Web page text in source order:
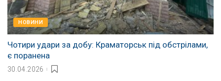
НОВИНИ
Чотири удари за добу: Краматорськ під обстрілами,
є поранена
30.04.2026